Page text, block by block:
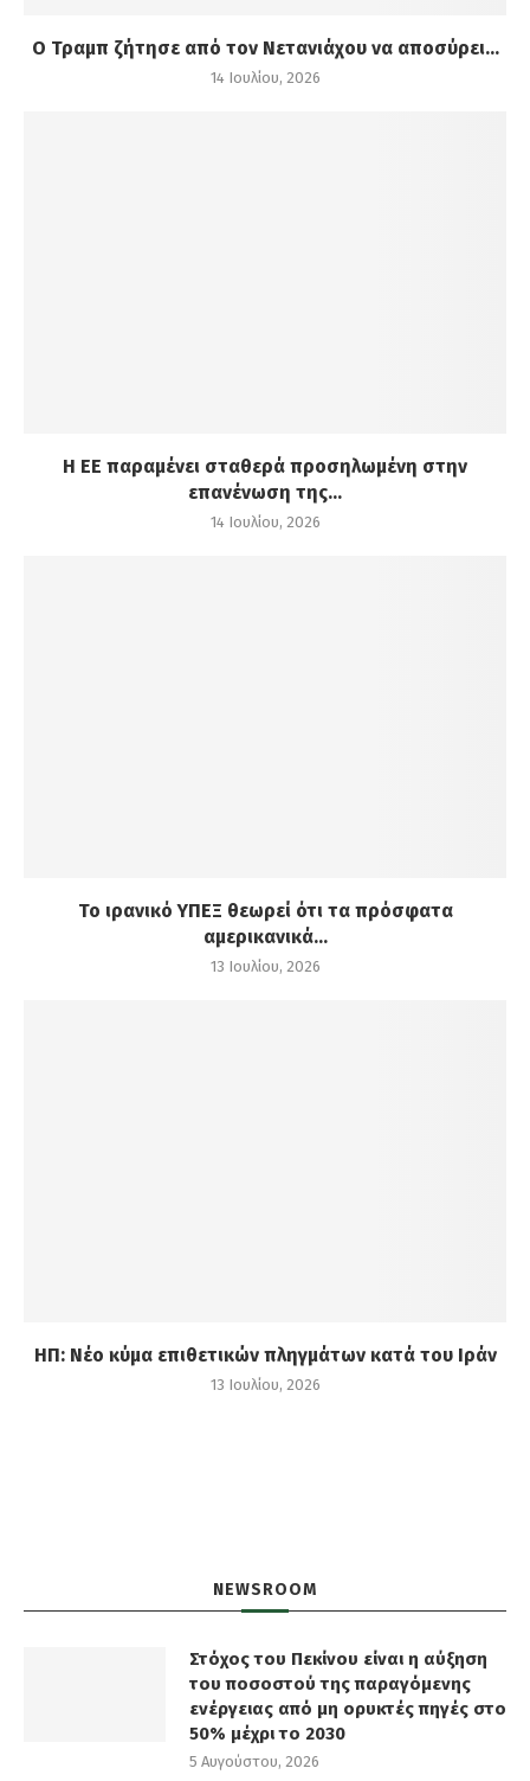
Ο Τραμπ ζήτησε από τον Νετανιάχου να αποσύρει...
14 Ιουλίου, 2026
Η ΕΕ παραμένει σταθερά προσηλωμένη στην
επανένωση της...
14 Ιουλίου, 2026
Το ιρανικό ΥΠΕΞ θεωρεί ότι τα πρόσφατα
αμερικανικά...
13 Ιουλίου, 2026
ΗΠ: Νέο κύμα επιθετικών πληγμάτων κατά του Ιράν
13 Ιουλίου, 2026
NEWSROOM
Στόχος του Πεκίνου είναι η αύξηση
του ποσοστού της παραγόμενης
ενέργειας από μη ορυκτές πηγές στο
50% μέχρι το 2030
5 Αυγούστου, 2026